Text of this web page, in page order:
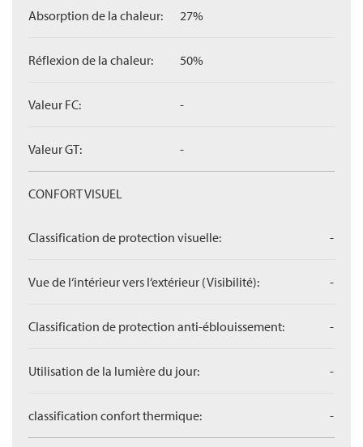
Absorption de la chaleur: 27%
Réflexion de la chaleur: 50%
Valeur FC: -
Valeur GT: -
CONFORT VISUEL
Classification de protection visuelle: -
Vue de l‘intérieur vers l‘extérieur (Visibilité): -
Classification de protection anti-éblouissement: -
Utilisation de la lumière du jour: -
classification confort thermique: -